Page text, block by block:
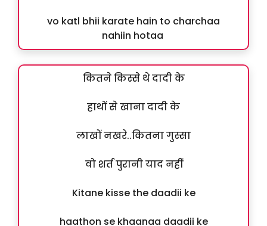
vo katl bhii karate hain to charchaa
nahiin hotaa
कितने किस्से थे दादी के
हाथों से खाना दादी के
लाखों नखरे..कितना गुस्सा
वो शर्त पुरानी याद नहीं
Kitane kisse the daadii ke
haathon se khaanaa daadii ke